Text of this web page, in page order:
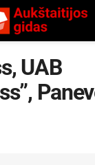
UAB